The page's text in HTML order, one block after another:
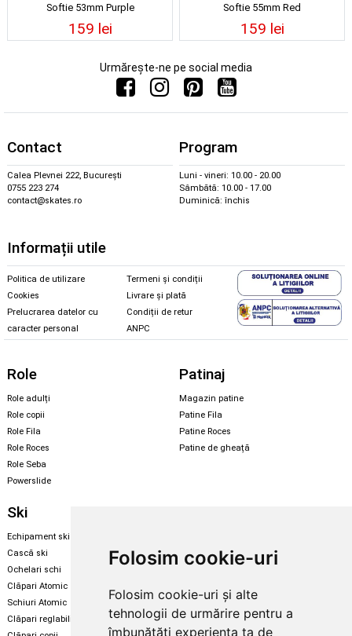
Folosim cookie-uri
Folosim cookie-uri și alte
tehnologii de urmărire pentru a
îmbunătăți experiența ta de
Softie 53mm Purple
159 lei
Softie 55mm Red
159 lei
Urmărește-ne pe social media
Contact
Calea Plevnei 222, București
0755 223 274
contact@skates.ro
Program
Luni - vineri: 10.00 - 20.00
Sâmbătă: 10.00 - 17.00
Duminică: închis
Informații utile
Politica de utilizare
Cookies
Prelucrarea datelor cu
caracter personal
Termeni și condiții
Livrare și plată
Condiții de retur
ANPC
Role
Role adulți
Role copii
Role Fila
Role Roces
Role Seba
Powerslide
Patinaj
Magazin patine
Patine Fila
Patine Roces
Patine de gheață
Ski
Echipament ski
Cască ski
Ochelari schi
Clăpari Atomic
Schiuri Atomic
Clăpari reglabili
Echipament snowboard
Skate & longboard
Santa Cruz